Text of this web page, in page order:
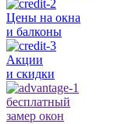
Цены на окна
и балконы
Акции
и скидки
бесплатный
замер окон